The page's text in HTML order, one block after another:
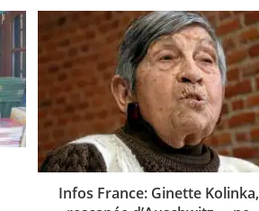
Infos France: Ginette Kolinka,